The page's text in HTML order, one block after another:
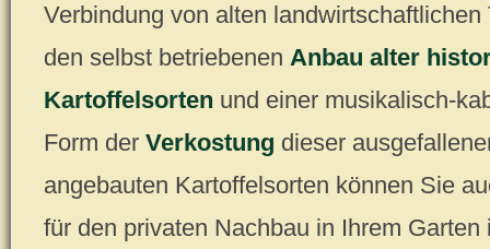
Verbindung von alten landwirtschaftlichen
den selbst betriebenen Anbau alter
Kartoffelsorten und einer musikalisch-
Form der Verkostung dieser
angebauten Kartoffelsorten können Sie
für den privaten Nachbau in Ihrem